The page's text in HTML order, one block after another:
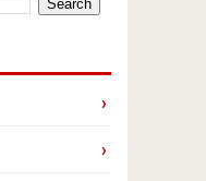
›
›